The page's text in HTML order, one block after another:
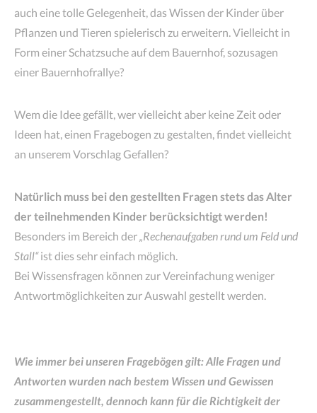
auch eine tolle Gelegenheit, das Wissen der Kinder über
Pflanzen und Tieren spielerisch zu erweitern. Vielleicht in
Form einer Schatzsuche auf dem Bauernhof, sozusagen
einer Bauernhofrallye?
Wem die Idee gefällt, wer vielleicht aber keine Zeit oder
Ideen hat, einen Fragebogen zu gestalten, findet vielleicht
an unserem Vorschlag Gefallen?
Natürlich muss bei den gestellten Fragen stets das Alter
der teilnehmenden Kinder berücksichtigt werden!
Besonders im Bereich der„Rechenaufgaben rund um Feld und
Stall“ist dies sehr einfach möglich.
Bei Wissensfragen können zur Vereinfachung weniger
Antwortmöglichkeiten zur Auswahl gestellt werden.
Wie immer bei unseren Fragebögen gilt: Alle Fragen und
Antworten wurden nach bestem Wissen und Gewissen
zusammengestellt, dennoch kann für die Richtigkeit der